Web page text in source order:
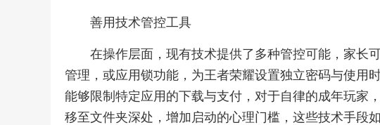
善用技术管控工具
在操作层面，现有技术提供了多种管控可能，家长
管理，或应用锁功能，为王者荣耀设置独立密码与使用
能够限制特定应用的下载与支付，对于自律的成年玩家
移至文件夹深处，增加启动的心理门槛，这些技术手段